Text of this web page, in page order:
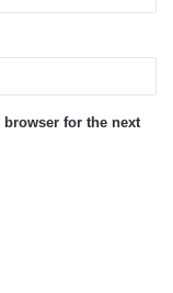
for the next